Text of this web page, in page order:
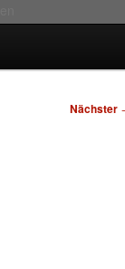
Nächster